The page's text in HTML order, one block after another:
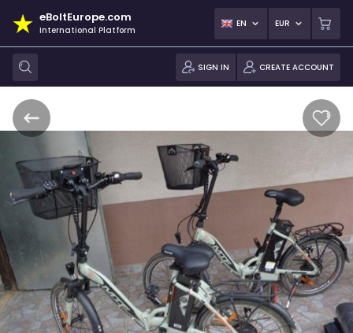
eBoltEurope.com
International Platform
EN EUR
SIGN IN CREATE ACCOUNT